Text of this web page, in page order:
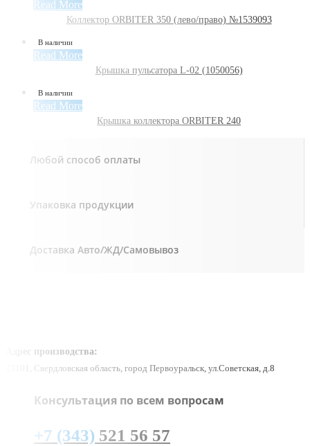
Read More
Коллектор ORBITER 350 (лево/право) №1539093
В наличии
Read More
Крышка пульсатора L-02 (1050056)
В наличии
Read More
Крышка коллектора ORBITER 240
Любой способ оплаты
Упаковка продукции
Доставка Авто/ЖД/Самовывоз
Адрес производства:
23101, Свердловская область, город Первоуральск, ул.Советская, д.8
Консультация по всем вопросам
+7 (343) 521 56 57